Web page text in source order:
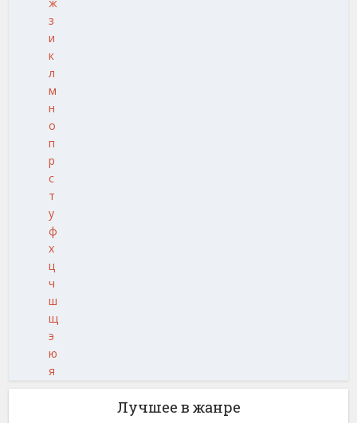
з
и
к
л
м
н
о
п
р
с
т
у
ф
х
ц
ч
ш
щ
э
ю
я
Лучшее в жанре